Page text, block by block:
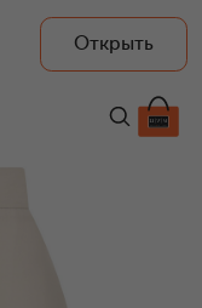
Открыть
45 550 ₽